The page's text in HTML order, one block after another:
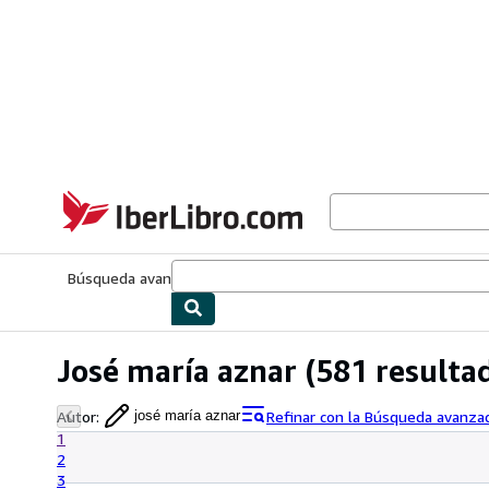
IberLibro.com
Búsqueda avanzada
José maría aznar (581
Autor: josé maría aznar
Refinar con la Búsqueda
1
2
3